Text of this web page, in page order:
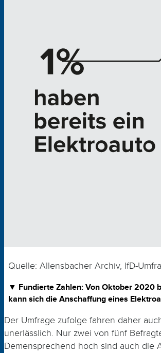
Quelle: Allensbacher Archiv, IfD-
▼ Fundierte Zahlen:Von Oktober 2020
kann sich die Anschaffung eines
Der Umfrage zufolge fahren daher
unerlässlich. Nur zwei von fünf
Demensprechend hoch sind auch die